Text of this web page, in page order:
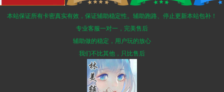
本站保证所有卡密真实有效，保证辅助稳定性。辅助跑路、停止更新本站包补！
专业客服一对一，完美售后
辅助做的稳定，用户玩的放心
我们不比其他，只比售后